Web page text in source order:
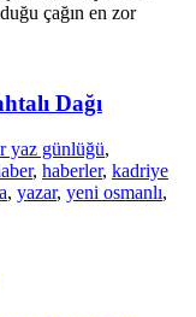
çağın en zor
Dağı
yaz günlüğü,
, haberler, kadriye
, yazar, yeni osmanlı,